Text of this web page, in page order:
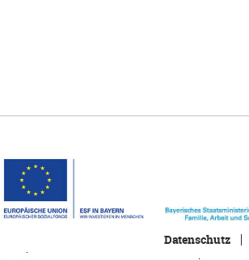
Datenschutz